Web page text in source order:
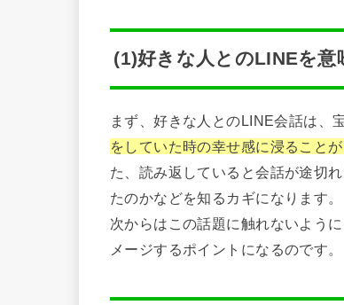
(1)好きな人とのLINEを意
まず、好きな人とのLINE会話は、
をしていた時の幸せ感に浸ること
た、読み返していると会話が途切
たのかなどを知るカギになります。
次からはこの話題に触れないよう
メージするポイントになるのです。